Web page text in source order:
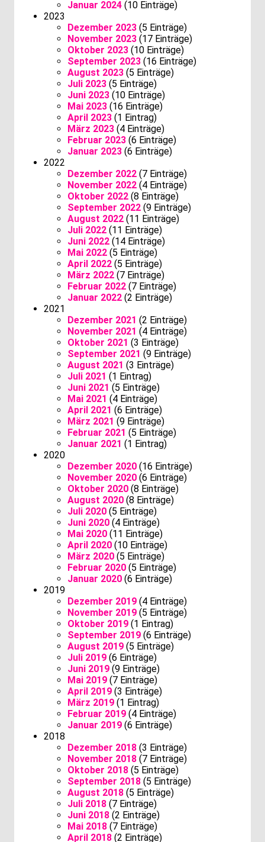
Januar 2024 (10 Einträge)
2023
Dezember 2023 (5 Einträge)
November 2023 (17 Einträge)
Oktober 2023 (10 Einträge)
September 2023 (16 Einträge)
August 2023 (5 Einträge)
Juli 2023 (5 Einträge)
Juni 2023 (10 Einträge)
Mai 2023 (16 Einträge)
April 2023 (1 Eintrag)
März 2023 (4 Einträge)
Februar 2023 (6 Einträge)
Januar 2023 (6 Einträge)
2022
Dezember 2022 (7 Einträge)
November 2022 (4 Einträge)
Oktober 2022 (8 Einträge)
September 2022 (9 Einträge)
August 2022 (11 Einträge)
Juli 2022 (11 Einträge)
Juni 2022 (14 Einträge)
Mai 2022 (5 Einträge)
April 2022 (5 Einträge)
März 2022 (7 Einträge)
Februar 2022 (7 Einträge)
Januar 2022 (2 Einträge)
2021
Dezember 2021 (2 Einträge)
November 2021 (4 Einträge)
Oktober 2021 (3 Einträge)
September 2021 (9 Einträge)
August 2021 (3 Einträge)
Juli 2021 (1 Eintrag)
Juni 2021 (5 Einträge)
Mai 2021 (4 Einträge)
April 2021 (6 Einträge)
März 2021 (9 Einträge)
Februar 2021 (5 Einträge)
Januar 2021 (1 Eintrag)
2020
Dezember 2020 (16 Einträge)
November 2020 (6 Einträge)
Oktober 2020 (8 Einträge)
August 2020 (8 Einträge)
Juli 2020 (5 Einträge)
Juni 2020 (4 Einträge)
Mai 2020 (11 Einträge)
April 2020 (10 Einträge)
März 2020 (5 Einträge)
Februar 2020 (5 Einträge)
Januar 2020 (6 Einträge)
2019
Dezember 2019 (4 Einträge)
November 2019 (5 Einträge)
Oktober 2019 (1 Eintrag)
September 2019 (6 Einträge)
August 2019 (5 Einträge)
Juli 2019 (6 Einträge)
Juni 2019 (9 Einträge)
Mai 2019 (7 Einträge)
April 2019 (3 Einträge)
März 2019 (1 Eintrag)
Februar 2019 (4 Einträge)
Januar 2019 (6 Einträge)
2018
Dezember 2018 (3 Einträge)
November 2018 (7 Einträge)
Oktober 2018 (5 Einträge)
September 2018 (5 Einträge)
August 2018 (5 Einträge)
Juli 2018 (7 Einträge)
Juni 2018 (2 Einträge)
Mai 2018 (7 Einträge)
April 2018 (2 Einträge)